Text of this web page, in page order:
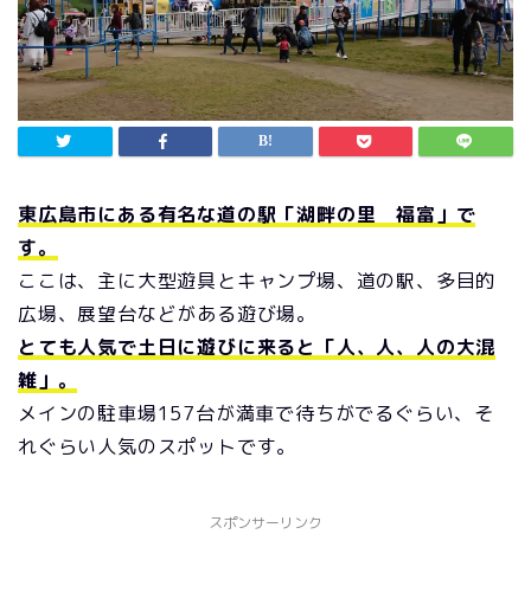
東広島市にある有名な道の駅「湖畔の里 福富」で
す。
ここは、主に大型遊具とキャンプ場、道の駅、多目的
広場、展望台などがある遊び場。
とても人気で土日に遊びに来ると「人、人、人の大混
雑」。
メインの駐車場157台が満車で待ちがでるぐらい、そ
れぐらい人気のスポットです。
スポンサーリンク